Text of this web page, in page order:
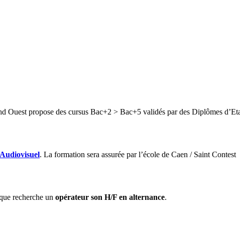
Ouest propose des cursus Bac+2 > Bac+5 validés par des Diplômes
. La formation sera assurée par l’école de Caen / Saint Contest
recherche un opérateur son H/F en alternance.